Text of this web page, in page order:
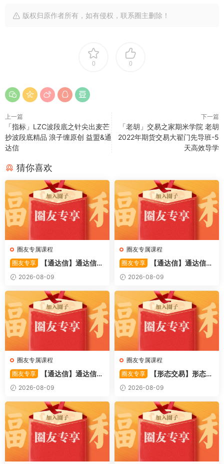
版权归原作者所有，如有侵权，联系圈主删除！
0 0
上一篇
「指标」LZC波段底之针尖出麦芒
抄波段底精品 浪子缠原创 益盟&通
达信
下一篇
「老胡」交易之家期米学院 老胡
2022年期货交易大翟门先导班-5
天高效导学
猜你喜欢
圈友专属课程
圈友专享
【通达信】通达信
〖利多阳〗副图/选股 全均线
多头排列与超强阳线选股策略
源码
2026-08-09
圈友专属课程
圈友专享
【通达信】通达信
〖踏浪而行〗副图指标 用筹码
和MACD捕捉市场的节奏 源码
2026-08-09
圈友专属课程
圈友专享
【通达信】通达信
〖极速掘妖〗套装指标 捕捉波
段潜力股的实战利器 源码
2026-08-09
圈友专属课程
圈友专享
【形态交易】形态交
易精要 揭秘蜡烛线组合形态
(高清) 1PDF文章
2026-08-09